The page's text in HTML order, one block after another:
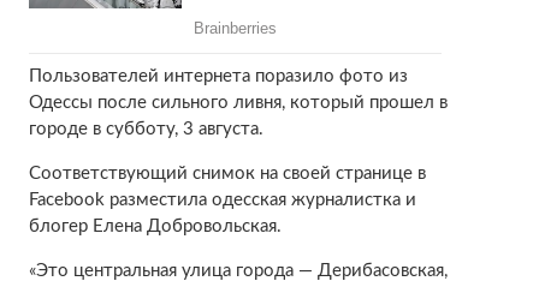
Пользователей интернета поразило фото из
Одессы после сильного ливня, который прошел в
городе в субботу, 3 августа.
Соответствующий снимок на своей странице в
Facebook разместила одесская журналистка и
блогер Елена Добровольская.
«Это центральная улица города — Дерибасовская,